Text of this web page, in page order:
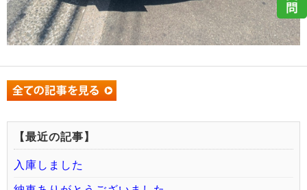
【最近の記事】
入庫しました